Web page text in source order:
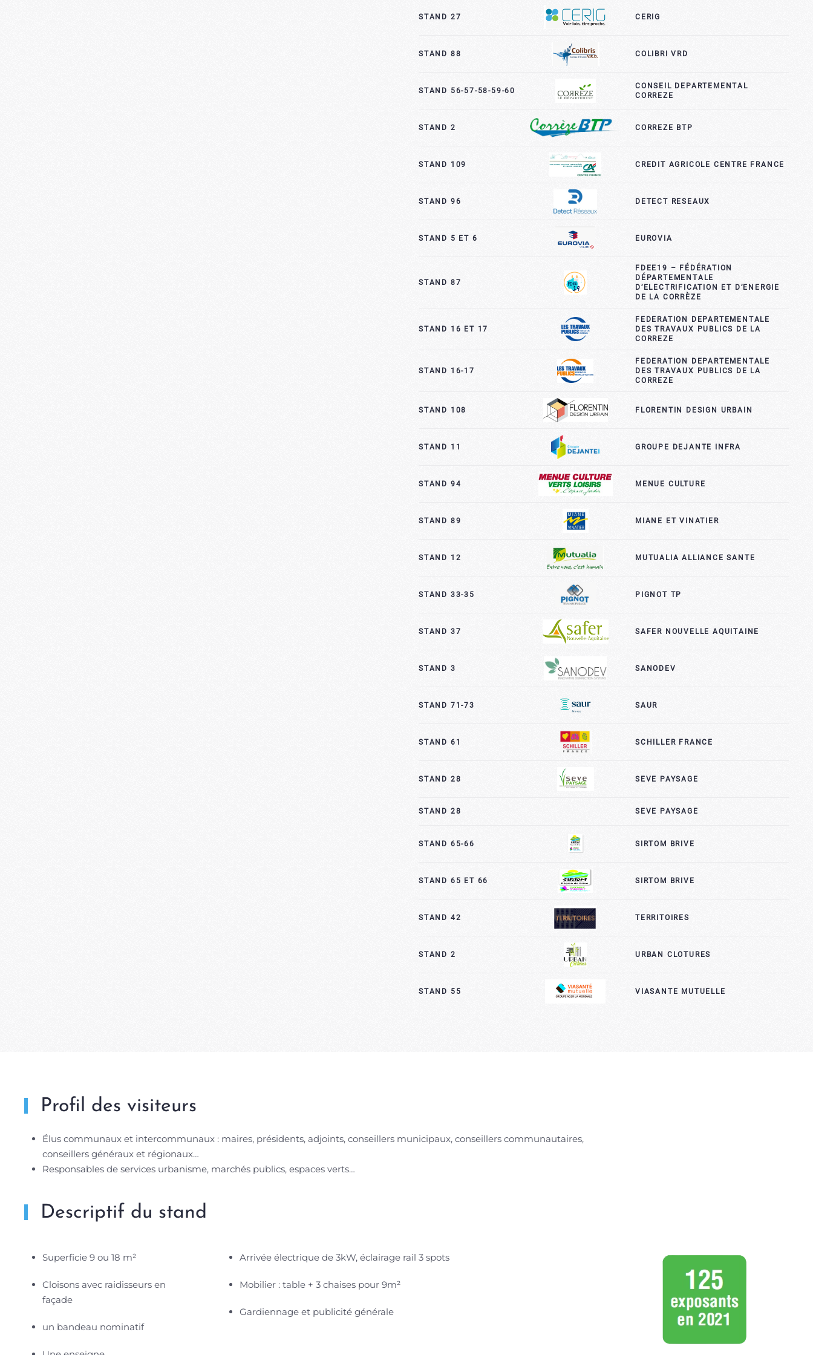
STAND 27 CERIG
STAND 88 COLIBRI VRD
STAND 56-57-58-59-60
CONSEIL DEPARTEMENTAL
CORREZE
STAND 2 CORREZE BTP
STAND 109 CREDIT AGRICOLE CENTRE FRANCE
STAND 96 DETECT RESEAUX
STAND 5 ET 6 EUROVIA
STAND 87
FDEE19 – FÉDÉRATION
DÉPARTEMENTALE
D’ELECTRIFICATION ET D’ENERGIE
DE LA CORRÈZE
STAND 16 ET 17
FEDERATION DEPARTEMENTALE
DES TRAVAUX PUBLICS DE LA
CORREZE
STAND 16-17
FEDERATION DEPARTEMENTALE
DES TRAVAUX PUBLICS DE LA
CORREZE
STAND 108 FLORENTIN DESIGN URBAIN
STAND 11 GROUPE DEJANTE INFRA
STAND 94 MENUE CULTURE
STAND 89 MIANE ET VINATIER
STAND 12 MUTUALIA ALLIANCE SANTE
STAND 33-35 PIGNOT TP
STAND 37 SAFER NOUVELLE AQUITAINE
STAND 3 SANODEV
STAND 71-73 SAUR
STAND 61 SCHILLER FRANCE
STAND 28 SEVE PAYSAGE
STAND 28 SEVE PAYSAGE
STAND 65-66 SIRTOM BRIVE
STAND 65 ET 66 SIRTOM BRIVE
STAND 42 TERRITOIRES
STAND 2 URBAN CLOTURES
STAND 55 VIASANTE MUTUELLE
Profil des visiteurs
Élus communaux et intercommunaux : maires, présidents, adjoints, conseillers municipaux, conseillers communautaires,
conseillers généraux et régionaux…
Responsables de services urbanisme, marchés publics, espaces verts…
Descriptif du stand
Superficie 9 ou 18 m²
Cloisons avec raidisseurs en
façade
un bandeau nominatif
Arrivée électrique de 3kW, éclairage rail 3 spots
Mobilier : table + 3 chaises pour 9m²
Gardiennage et publicité générale